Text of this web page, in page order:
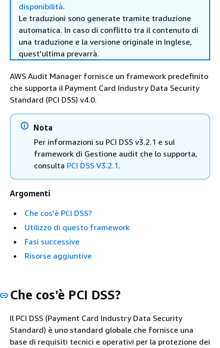
disponibilità.
Le traduzioni sono generate tramite traduzione
automatica. In caso di conflitto tra il contenuto di
una traduzione e la versione originale in Inglese,
quest'ultima prevarrà.
AWS Audit Manager fornisce un framework predefinito
che supporta il Payment Card Industry Data Security
Standard (PCI DSS) v4.0.
Nota
Per informazioni su PCI DSS v3.2.1 e sul
framework di Gestione audit che lo supporta,
consulta PCI DSS V3.2.1.
Argomenti
Che cos'è PCI DSS?
Utilizzo di questo framework
Fasi successive
Risorse aggiuntive
Che cos'è PCI DSS?
Il PCI DSS (Payment Card Industry Data Security
Standard) è uno standard globale che fornisce una
base di requisiti tecnici e operativi per la protezione dei